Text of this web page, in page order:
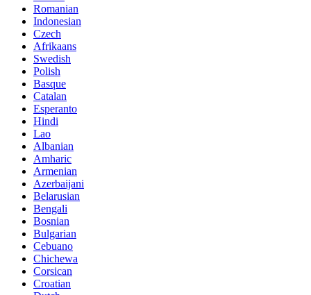
Romanian
Indonesian
Czech
Afrikaans
Swedish
Polish
Basque
Catalan
Esperanto
Hindi
Lao
Albanian
Amharic
Armenian
Azerbaijani
Belarusian
Bengali
Bosnian
Bulgarian
Cebuano
Chichewa
Corsican
Croatian